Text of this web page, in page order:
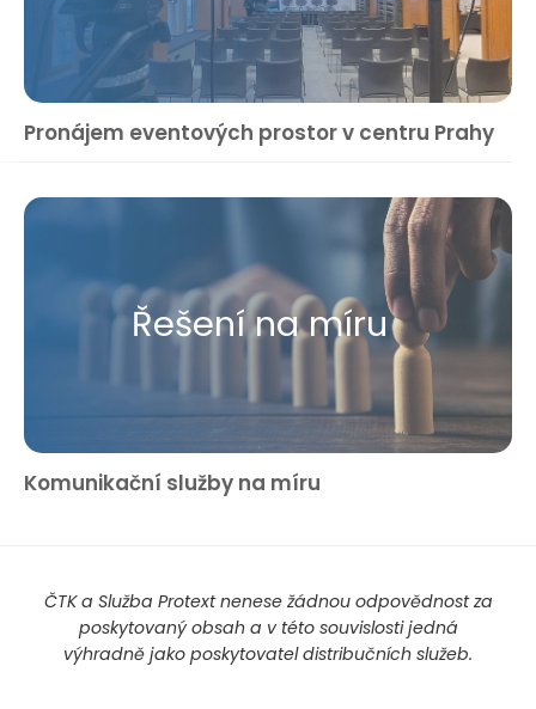
Pronájem eventových prostor v centru Prahy
Řešení na míru
Komunikační služby na míru
ČTK a Služba Protext nenese žádnou odpovědnost za
poskytovaný obsah a v této souvislosti jedná
výhradně jako poskytovatel distribučních služeb.